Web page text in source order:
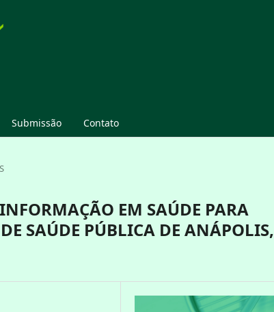
Submissão Contato
EM SAÚDE PARA
SAÚDE PÚBLICA DE ANÁPOLIS,